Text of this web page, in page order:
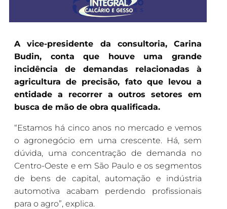
A vice-presidente da consultoria, Carina
Budin, conta que houve uma grande
incidência de demandas relacionadas à
agricultura de precisão, fato que levou a
entidade a recorrer a outros setores em
busca de mão de obra qualificada.
“Estamos há cinco anos no mercado e vemos
o agronegócio em uma crescente. Há, sem
dúvida, uma concentração de demanda no
Centro-Oeste e em São Paulo e os segmentos
de bens de capital, automação e indústria
automotiva acabam perdendo profissionais
para o agro”, explica.